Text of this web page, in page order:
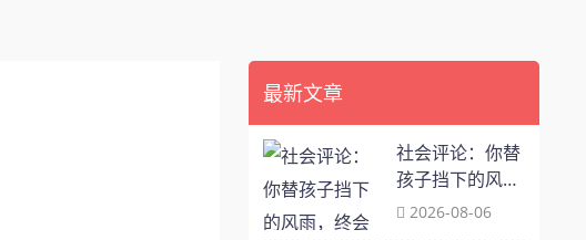
最新文章
社会评论：你替
孩子挡下的风
雨，终会化作他
2026-08-06